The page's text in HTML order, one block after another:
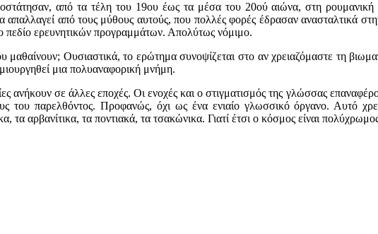
από τα τέλη του 19ου έως τα μέσα του 20ού αιώνα, στη ρουμανική
από τους μύθους αυτούς, που πολλές φορές έδρασαν ανασταλτικά
πεδίο ερευνητικών προγραμμάτων. Απολύτως νόμιμο.
μαθαίνουν; Ουσιαστικά, το ερώτημα συνοψίζεται στο αν χρειαζόμαστε τη
μια πολυαναφορική μνήμη.
ανήκουν σε άλλες εποχές. Οι ενοχές και ο στιγματισμός της γλώσσας
του παρελθόντος. Προφανώς, όχι ως ένα ενιαίο γλωσσικό όργανο. Αυτό
αρβανίτικα, τα ποντιακά, τα τσακώνικα. Γιατί έτσι ο κόσμος είναι